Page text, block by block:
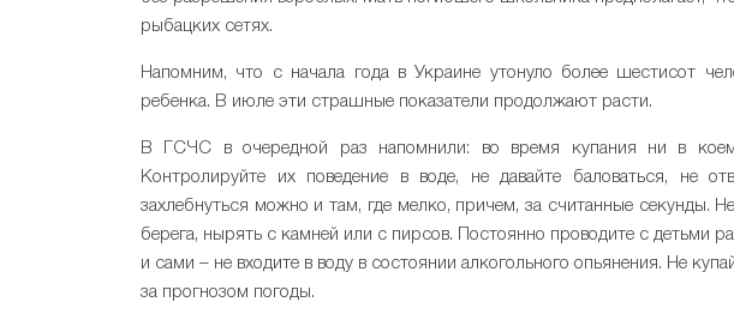
рыбацких сетях.
Напомним, что с начала года в Украине утонуло более шестисот
ребенка. В июле эти страшные показатели продолжают расти.
В ГСЧС в очередной раз напомнили: во время купания ни в коем
Контролируйте их поведение в воде, не давайте баловаться, не
захлебнуться можно и там, где мелко, причем, за считанные секунды.
берега, нырять с камней или с пирсов. Постоянно проводите с детьми
и сами – не входите в воду в состоянии алкогольного опьянения. Не
за прогнозом погоды.